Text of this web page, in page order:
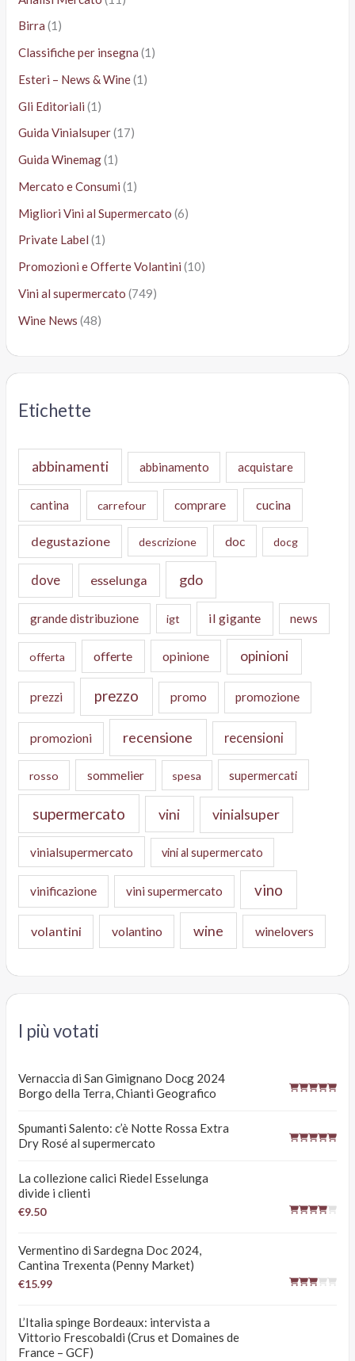
Birra (1)
Classifiche per insegna (1)
Esteri – News & Wine(1)
Gli Editoriali (1)
Guida Vinialsuper(17)
Guida Winemag(1)
Mercato e Consumi (1)
Migliori Vini al Supermercato (6)
Private Label (1)
Promozioni e Offerte Volantini (10)
Vini al supermercato (749)
Wine News (48)
Etichette
abbinamenti abbinamento acquistare
cantina carrefour comprare cucina
degustazione descrizione doc docg
dove esselunga gdo
grande distribuzione igt il gigante news
offerta offerte opinione opinioni
prezzi prezzo promo promozione
promozioni recensione recensioni
rosso sommelier spesa supermercati
supermercato vini vinialsuper
vinialsupermercato vini al supermercato
vinificazione vini supermercato vino
volantini volantino wine winelovers
I più votati
Vernaccia di San Gimignano Docg 2024
Borgo della Terra, Chianti Geografico
Spumanti Salento: c’è Notte Rossa Extra
Dry Rosé al supermercato
La collezione calici Riedel Esselunga
divide i clienti
€9.50
Vermentino di Sardegna Doc 2024,
Cantina Trexenta (Penny Market)
€15.99
L’Italia spinge Bordeaux: intervista a
Vittorio Frescobaldi (Crus et Domaines de
France – GCF)